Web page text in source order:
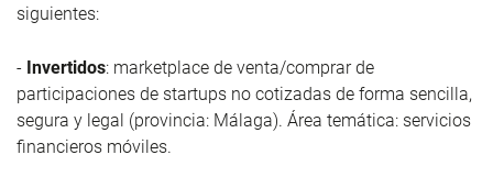
siguientes:
- Invertidos: marketplace de venta/comprar de
participaciones de startups no cotizadas de forma sencilla,
segura y legal (provincia: Málaga). Área temática: servicios
financieros móviles.